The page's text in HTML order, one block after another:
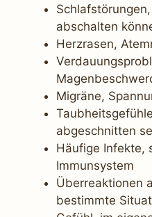
abschalten
Herzrasen,
Migräne,
abgeschnitten
Häufige Infekte,
Immunsystem
Überreaktionen
bestimmte